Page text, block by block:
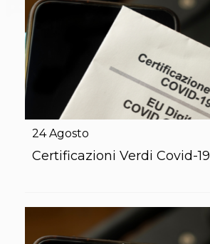
24 Agosto
Certificazioni Verdi Covid-19